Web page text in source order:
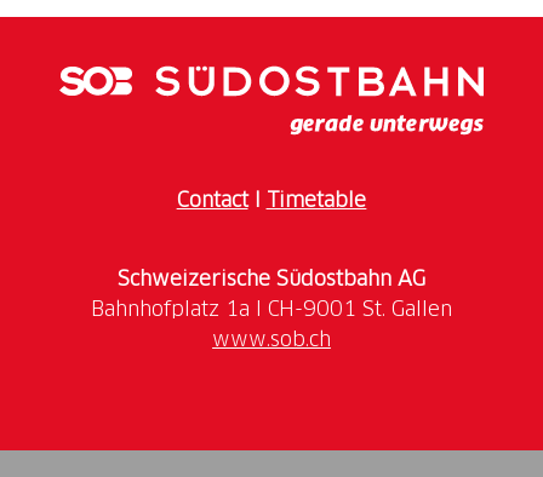
ContactI Timetable
Schweizerische Südostbahn AG
www.sob.ch